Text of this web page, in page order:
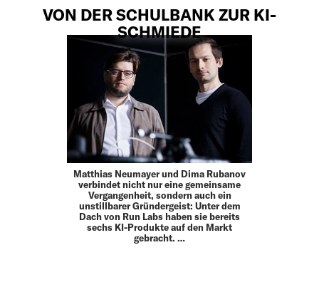
VON DER SCHULBANK ZUR KI-
SCHMIEDE
Matthias Neumayer und Dima Rubanov
verbindet nicht nur eine gemeinsame
Vergangenheit, sondern auch ein
unstillbarer Gründergeist: Unter dem
Dach von Run Labs haben sie bereits
sechs KI-Produkte auf den Markt
gebracht. …